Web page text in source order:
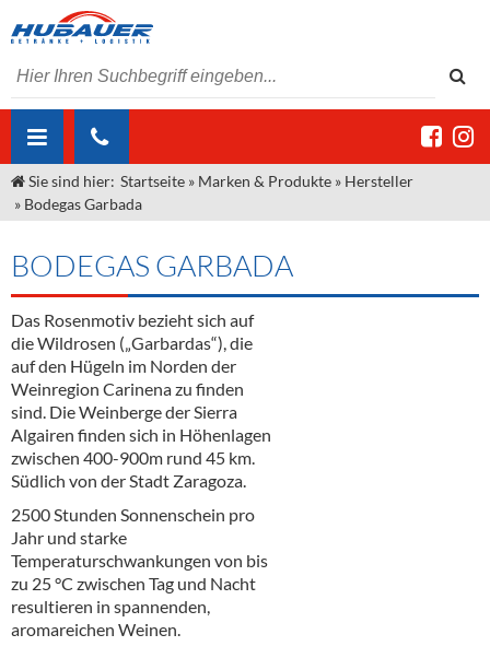
ÜBER UNS
Unser Liefergebiet
Unser Team
Kontakt
Angebote Gastronomie & Großhandel
Gastronomie
Großhandel
Innovation - Die Neue Art des Bierzapfens
"DroughtMaster"
Neuigkeiten
Termine
MARKEN & PRODUKTE
Weine & Schaumwein
Sirup
Spirituosen
Bier
Öle & Küchenartikel
Kaffee
Barzubehör
DIENSTLEISTUNGEN
Kommisionskauf & Lieferbedingungen
Fremddienstleistungen
Sie sind hier: Startseite » Marken & Produkte » Hersteller
» Bodegas Garbada
BODEGAS GARBADA
Das Rosenmotiv bezieht sich auf
die Wildrosen („Garbardas“), die
auf den Hügeln im Norden der
Weinregion Carinena zu finden
sind. Die Weinberge der Sierra
Algairen finden sich in Höhenlagen
zwischen 400-900m rund 45 km.
Südlich von der Stadt Zaragoza.
2500 Stunden Sonnenschein pro
Jahr und starke
Temperaturschwankungen von bis
zu 25 °C zwischen Tag und Nacht
resultieren in spannenden,
aromareichen Weinen.